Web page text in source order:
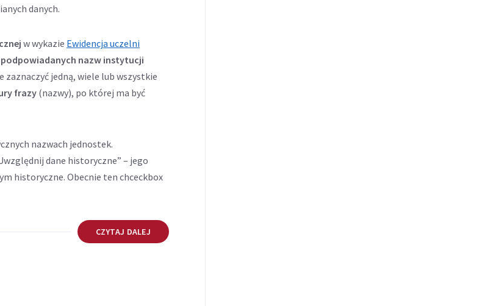
danych.
w wykazie Ewidencja uczelni
podpowiadanych nazw instytucji
zaznaczyć jedną, wiele lub wszystkie
frazy (nazwy), po której ma być
nazwach jednostek.
dane historyczne” – jego
historyczne. Obecnie ten chceckbox
CZYTAJ DALEJ